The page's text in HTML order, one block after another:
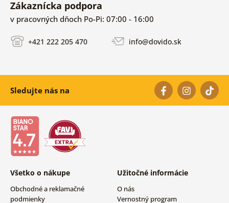
Zákaznícka podpora
v pracovných dňoch Po-Pi: 07:00 - 16:00
+421 222 205 470 info@dovido.sk
Sledujte nás na
Všetko o nákupe
Obchodné a reklamačné
podmienky
Užitočné informácie
O nás
Vernostný program